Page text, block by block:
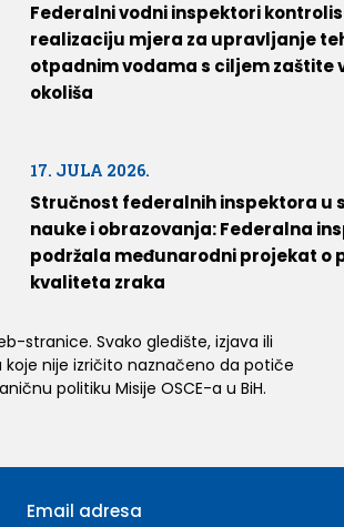
stranice. Svako gledište, izjava ili
nije izričito naznačeno da potiče
politiku Misije OSCE-a u BiH.
Federalni vodni inspektori
realizaciju mjera za upravljanje
otpadnim vodama s ciljem zaštite
okoliša
17. JULA 2026.
Stručnost federalnih inspektora u
nauke i obrazovanja: Federalna
podržala međunarodni projekat o
kvaliteta zraka